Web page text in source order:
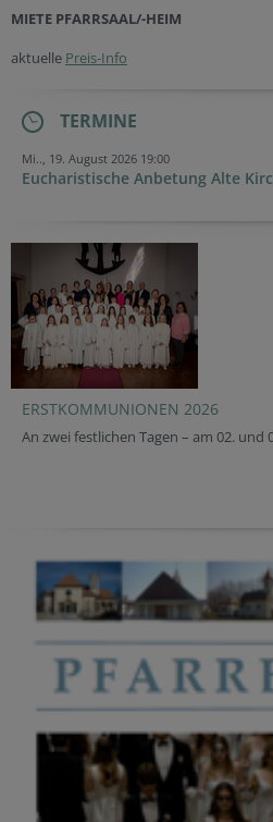
MIETE PFARRSAAL/-HEIM
aktuelle Preis-Info
TERMINE
Mi.., 19. August 2026 19:00
Eucharistische Anbetung Alte
ERSTKOMMUNIONEN 2026
An zwei festlichen Tagen – am 02. und